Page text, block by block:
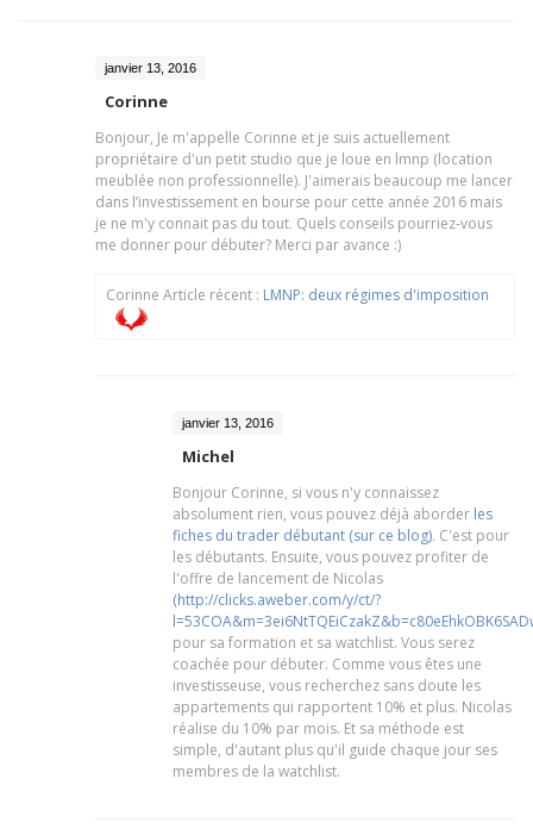
janvier 13, 2016
Corinne
Bonjour, Je m'appelle Corinne et je suis actuellement
propriétaire d'un petit studio que je loue en lmnp (location
meublée non professionnelle). J'aimerais beaucoup me lancer
dans l’investissement en bourse pour cette année 2016 mais
je ne m'y connait pas du tout. Quels conseils pourriez-vous
me donner pour débuter? Merci par avance :)
Corinne Article récent : LMNP: deux régimes d'imposition
janvier 13, 2016
Michel
Bonjour Corinne, si vous n'y connaissez
absolument rien, vous pouvez déjà aborder les
fiches du trader débutant (sur ce blog). C'est pour
les débutants. Ensuite, vous pouvez profiter de
l'offre de lancement de Nicolas
(http://clicks.aweber.com/y/ct/?
pour sa formation et sa watchlist. Vous serez
coachée pour débuter. Comme vous êtes une
investisseuse, vous recherchez sans doute les
appartements qui rapportent 10% et plus. Nicolas
réalise du 10% par mois. Et sa méthode est
simple, d'autant plus qu'il guide chaque jour ses
membres de la watchlist.